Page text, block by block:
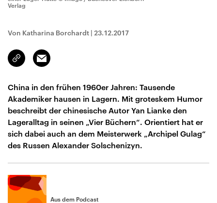
Verlag
Von Katharina Borchardt | 23.12.2017
Link
kopieren/teilen
Email
China in den frühen 1960er Jahren: Tausende
Akademiker hausen in Lagern. Mit groteskem Humor
beschreibt der chinesische Autor Yan Lianke den
Lageralltag in seinen „Vier Büchern“. Orientiert hat er
sich dabei auch an dem Meisterwerk „Archipel Gulag“
des Russen Alexander Solschenizyn.
Aus dem Podcast